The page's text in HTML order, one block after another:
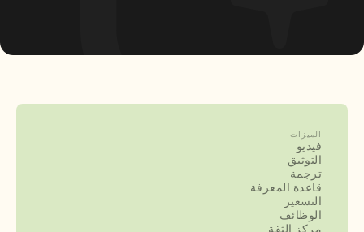
الميزات
فيديو
التوثيق
ترجمة
قاعدة المعرفة
التسعير
الوظائف
مركز الثقة